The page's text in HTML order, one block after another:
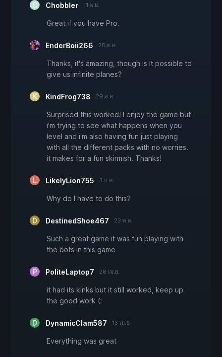
Chobbler 11 พ.ย.
Great if you have Pro.
EnderBoii266 20 ต.ค.
Thanks, it's amazing, though is it possible to
give us infinite planes?
KindFrog738 29 ส.ค.
Surprised this worked! I enjoy the game but
i'm trying to see what happens when you
level and i'm also having fun just playing
with all the different packs with no worries.
it makes for a fun skirmish. Thanks!
LikelyLion755 3 ก.ค.
Why do I have to do this?
DestinedShoe467 23 พ.ค.
Such a great game it was fun playing with
the bots in this game
PoliteLaptop7 28 เม.ย.
it had its kinks but it still worked, keep up
the good work (:
DynamicClam587 13 เม.ย.
Everything was great